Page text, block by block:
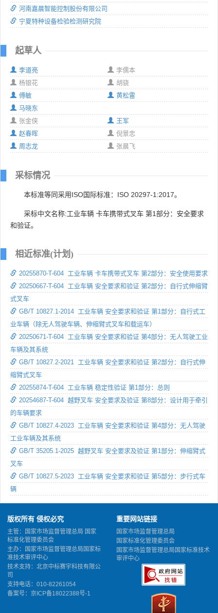
河南嘉晨智能控制股份有限公司
宁夏特种设备检验检测研究院
起草人
李道亮
李儒本
杨银花
胡骁
傅敏
黄松雷
马晓东
张金侠
王军
赵春晖
倪景忠
周志龙
张晨飞
采标情况
本标准等同采用ISO国际标准：ISO 20297-1:2017。
采标中文名称:工业车辆 卡车携带式叉车 第1部分：安全要求
和验证。
相近标准(计划)
20255870-T-604 工业车辆 卡车携带式叉车 第2部分：安全使用要求
20250667-T-604 工业车辆 安全要求和验证 第2部分：自行式伸缩臂
式叉车
GB/T 10827.1-2014 工业车辆 安全要求和验证 第1部分：自行式工
业车辆（除无人驾驶车辆、伸缩臂式叉车和载运车）
20250671-T-604 工业车辆 安全要求和验证 第4部分：无人驾驶工业
车辆及其系统
GB/T 10827.2-2021 工业车辆 安全要求和验证 第2部分：自行式伸
缩臂式叉车
20255874-T-604 工业车辆 稳定性验证 第1部分：总则
20254687-T-604 越野叉车 安全要求及验证 第8部分：设计用于牵引
的车辆要求
GB/T 10827.4-2023 工业车辆 安全要求和验证 第4部分：无人驾驶
工业车辆及其系统
GB/T 35205.1-2025 越野叉车 安全要求及验证 第1部分：伸缩臂式
叉车
GB/T 10827.5-2023 工业车辆 安全要求和验证 第5部分：步行式车
辆
版权所有 侵权必究
主管：国家市场监督管理总局 国家
标准化管理委员会
主办：国家市场监督管理总局国家标
准技术审评中心
技术支持：北京中标赛宇科技有限公
司
支持电话：010-82261054
备案号： 京ICP备18022388号-1
重要网站链接
国家市场监督管理总局
国家标准化管理委员会
国家市场监督管理总局国家标准技术
审评中心